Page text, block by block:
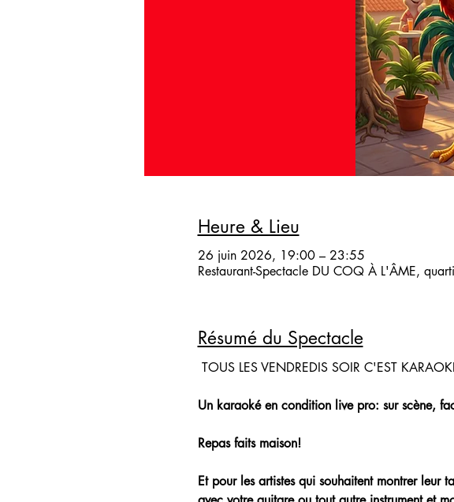
Heure & Lieu
26 juin 2026, 19:00 – 23:55
Restaurant-Spectacle DU COQ À L'ÂME,
Résumé du Spectacle
TOUS LES VENDREDIS SOIR C'EST
Un karaoké en condition live pro: sur scène,
Repas faits maison!
Et pour les artistes qui souhaitent montrer leur